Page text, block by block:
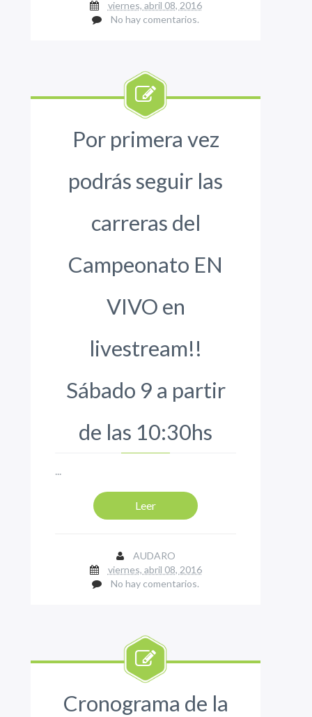
viernes, abril 08, 2016
No hay comentarios.
Por primera vez
podrás seguir las
carreras del
Campeonato EN
VIVO en
livestream!!
Sábado 9 a partir
de las 10:30hs
Leer
AUDARO
viernes, abril 08, 2016
No hay comentarios.
Cronograma de la